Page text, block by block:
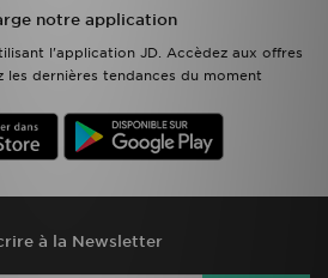
notre application
l'application JD. Accèdez aux offres
les dernières tendances du moment
à la Newsletter